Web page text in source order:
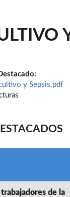
y Sepsis.pdf
de la